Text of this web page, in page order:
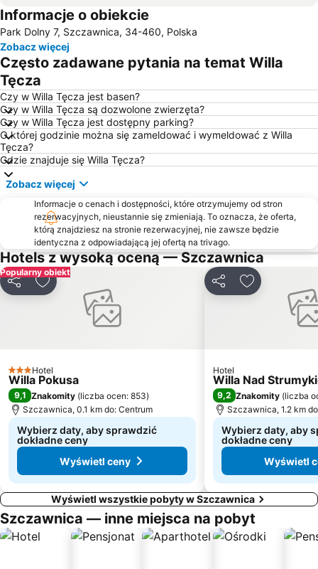
Top-Ski Tylicz - Stacja Narciarska
Kuźnice
Małe Ciche - Stacja Narciarska
Bania Ski & Fun
Starý Smokovec - Hrebienok Funicular
Muzeum Powstania Chochołowskiego
Terma Bukowina Tatrzańska
Homole – Jaworki
Jaszczurówka
Olcza
Aqua Park
Krzeptówki
Zalew Czorsztyński
Muzeum Walki i Męczeństwa - Palace
Dworzec Autobusowy PKS
U Steni – Gliczarów Górny
Wielka Krokiew im Stanisława Marusarza
Czarny Potok
Stacja kolejowa Starý Smokovec
Antałówka
Hawrań - Jurgów Ski
Harenda
Plaża Rożnowska
Kaniówka - Wyciąg Narciarski
Centrum Narciarskie Master Ski
Pieniński Park Narodowy
Stacja Narciarska Wierchomla
Przystań Szczawnica
Bystre
Kolej Linowa Polana Szymoszkowa
Rysy
Informacje o obiekcie
Park Dolny 7, Szczawnica, 34-460, Polska
Zobacz więcej
Często zadawane pytania na temat Willa
Tęcza
Czy w Willa Tęcza jest basen?
Czy w Willa Tęcza są dozwolone zwierzęta?
Czy w Willa Tęcza jest dostępny parking?
O której godzinie można się zameldować i wymeldować z Willa
Tęcza?
Gdzie znajduje się Willa Tęcza?
Zobacz więcej
Informacje o cenach i dostępności, które otrzymujemy od stron
rezerwacyjnych, nieustannie się zmieniają. To oznacza, że oferta,
którą znajdziesz na stronie rezerwacyjnej, nie zawsze będzie
identyczna z odpowiadającą jej ofertą na trivago.
Hotels z wysoką oceną — Szczawnica
Popularny obiekt
UdostępnijDodaj do ulubionych
3 Kategoria
Hotel
Willa Pokusa
9,1 Znakomity (liczba ocen: 853)
Szczawnica, 0.1 km do: Centrum
Wybierz daty, aby sprawdzić
dokładne ceny
Wyświetl ceny
UdostępnijDodaj do
Hotel
Willa Nad
9,2 Znakomity (liczba
Szczawnica, 1.2 km
Wybierz daty, aby
dokładne ceny
Wyświetl
Wyświetl wszystkie pobyty w Szczawnica
Szczawnica — inne miejsca na pobyt